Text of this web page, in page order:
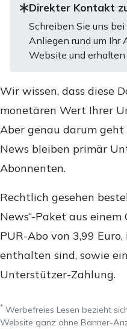
Direkter Kontakt
Schreiben Sie uns
Anliegen rund um Ihr
Website und
Wir wissen, dass diese
monetären Wert Ihrer
Aber genau darum geht
News bleiben primär
Abonnenten.
Rechtlich gesehen
News“-Paket aus
PUR-Abo von 3,99
enthalten sind, sowie
Unterstützer-Zahlung.
* Werbefreies Lesen bezieht
Website ganz ohne Banner-